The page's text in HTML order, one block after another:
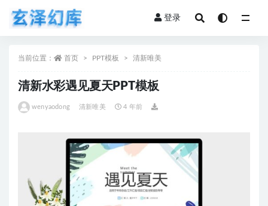
登录
当前位置： 首页 PPT模板 清新唯美
清新水彩遇见夏天PPT模板
wenyaodong 清新唯美 4 年前